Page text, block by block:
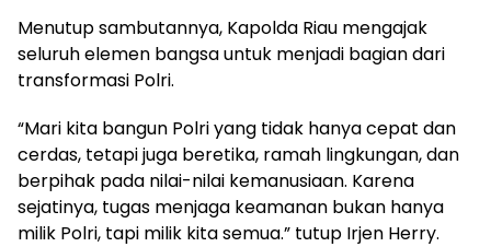
Menutup sambutannya, Kapolda Riau mengajak
seluruh elemen bangsa untuk menjadi bagian dari
transformasi Polri.
“Mari kita bangun Polri yang tidak hanya cepat dan
cerdas, tetapi juga beretika, ramah lingkungan, dan
berpihak pada nilai-nilai kemanusiaan. Karena
sejatinya, tugas menjaga keamanan bukan hanya
milik Polri, tapi milik kita semua.” tutup Irjen Herry.